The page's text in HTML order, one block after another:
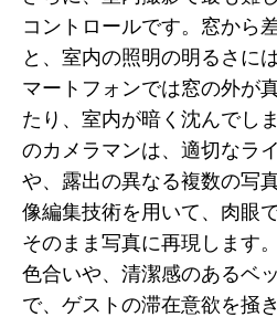
コントロールです。窓から
と、室内の照明の明るさに
マートフォンでは窓の外が
たり、室内が暗く沈んでし
のカメラマンは、適切なラ
や、露出の異なる複数の写
像編集技術を用いて、肉眼
そのまま写真に再現します
色合いや、清潔感のあるベ
で、ゲストの滞在意欲を掻